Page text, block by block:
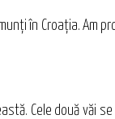
în Croaţia. Am
Cele două văi